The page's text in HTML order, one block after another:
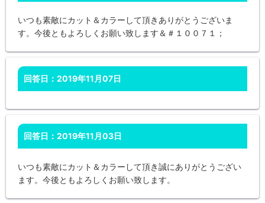
いつも素敵にカット＆カラーして頂きありがとうございま
す。今後ともよろしくお願い致します＆＃１００７１；
回答日：2019年11月07日
回答日：2019年11月03日
いつも素敵にカット＆カラーして頂き誠にありがとうござい
ます。今後ともよろしくお願い致します。